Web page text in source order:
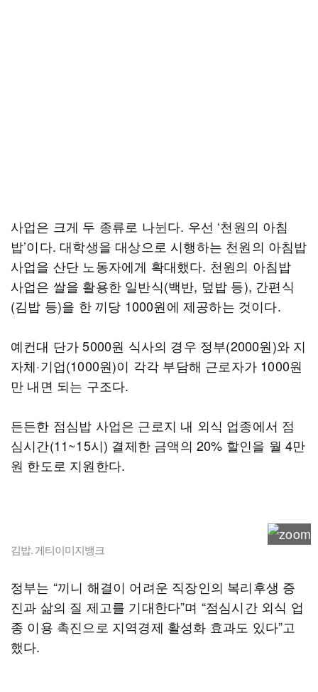
사업은 크게 두 종류로 나뉜다. 우선 ‘천원의 아침
밥’이다. 대학생을 대상으로 시행하는 천원의 아침밥
사업을 산단 노동자에게 확대했다. 천원의 아침밥
사업은 쌀을 활용한 일반식(백반, 덮밥 등), 간편식
(김밥 등)을 한 끼당 1000원에 제공하는 것이다.
예컨대 단가 5000원 식사의 경우 정부(2000원)와 지
자체·기업(1000원)이 각각 부담해 근로자가 1000원
만 내면 되는 구조다.
든든한 점심밥 사업은 근로지 내 외식 업종에서 점
심시간(11~15시) 결제한 금액의 20% 할인을 월 4만
원 한도로 지원한다.
김밥. 게티이미지뱅크
정부는 “끼니 해결이 어려운 직장인의 복리후생 증
진과 삶의 질 제고를 기대한다”며 “점심시간 외식 업
종 이용 촉진으로 지역경제 활성화 효과도 있다”고
했다.